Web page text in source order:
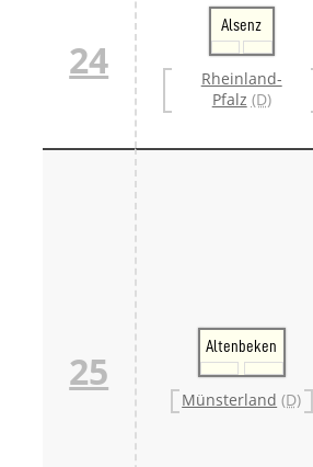
24
Alsenz
Rheinland-
Pfalz (D)
25
Altenbeken
Münsterland (D)